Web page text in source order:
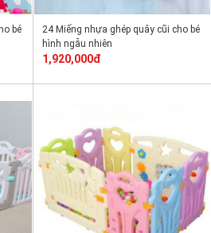
bé
24 Miếng nhựa ghép quây cũi cho bé
hình ngẫu nhiên
1,920,000đ